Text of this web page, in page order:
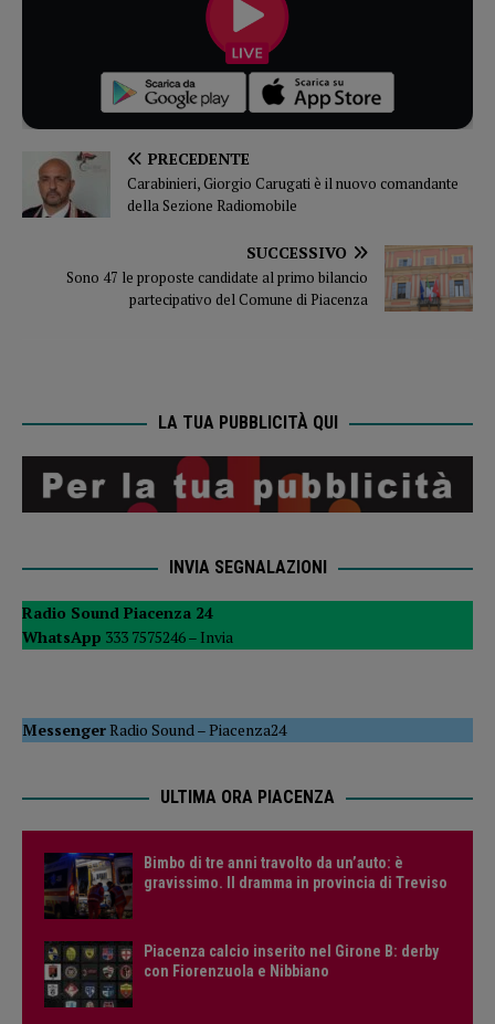
PRECEDENTE
Carabinieri, Giorgio Carugati è il nuovo comandante
della Sezione Radiomobile
SUCCESSIVO
Sono 47 le proposte candidate al primo bilancio
partecipativo del Comune di Piacenza
LA TUA PUBBLICITÀ QUI
INVIA SEGNALAZIONI
Radio Sound Piacenza 24
WhatsApp 333 7575246 – Invia
MessengerRadio Sound –Piacenza24
ULTIMA ORA PIACENZA
Bimbo di tre anni travolto da un’auto: è
gravissimo. Il dramma in provincia di Treviso
Piacenza calcio inserito nel Girone B: derby
con Fiorenzuola e Nibbiano